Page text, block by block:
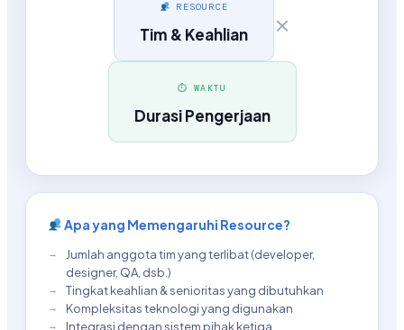
RESOURCE
Tim & Keahlian ×
⏱ WAKTU
Durasi Pengerjaan
Apa yang Memengaruhi Resource?
Jumlah anggota tim yang terlibat (developer,
designer, QA, dsb.)
Tingkat keahlian & senioritas yang dibutuhkan
Kompleksitas teknologi yang digunakan
Integrasi dengan sistem pihak ketiga